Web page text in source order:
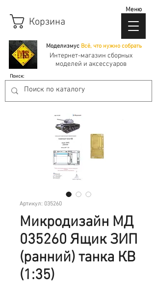
Моделизмус Всё, что нужно собрать
Корзина
Интернет-магазин сборных
моделей и аксессуаров
Поиск:
Меню
Артикул: 035260
Микродизайн МД
035260 Ящик ЗИП
(ранний) танка КВ
(1:35)